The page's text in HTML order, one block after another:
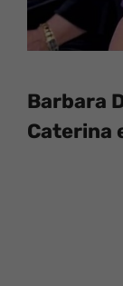
Barbara
Caterina